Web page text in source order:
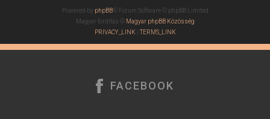
Powered by phpBB® Forum Software © phpBB Limited
Magyar fordítás © Magyar phpBB Közösség
PRIVACY_LINK |TERMS_LINK
FACEBOOK